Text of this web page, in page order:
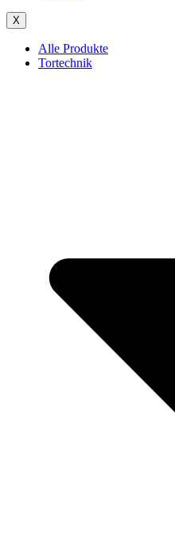
X
Alle Produkte
Tortechnik